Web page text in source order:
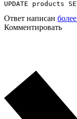
UPDATE products
Ответ написан
Комментировать